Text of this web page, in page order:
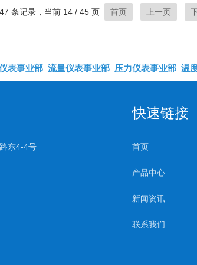
条记录，当前 14 / 45 页 首页 上一页
表事业部 流量仪表事业部 压力仪表事业部 温
东4-4号
快速链接
首页
产品中心
新闻资讯
联系我们